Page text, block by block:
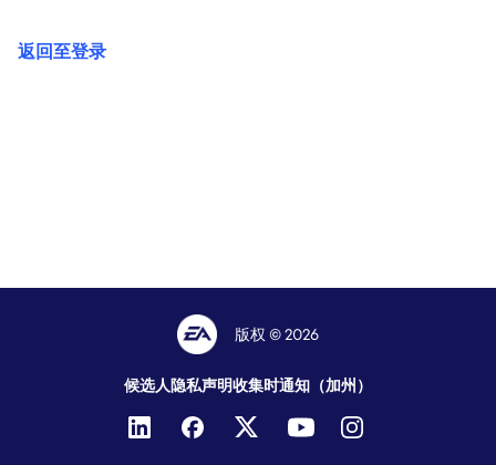
返回至登录
版权 © 2026
候选人隐私声明收集时通知（加州）